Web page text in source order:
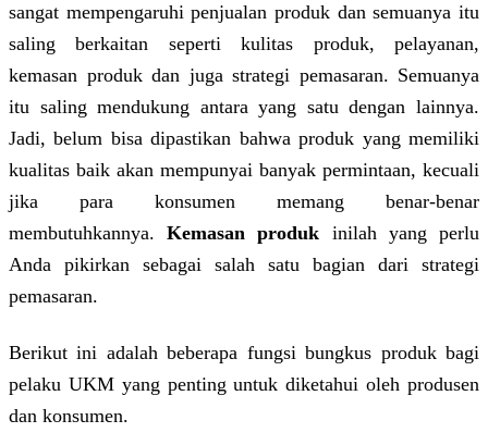
sangat mempengaruhi penjualan produk dan semuanya itu
saling berkaitan seperti kulitas produk, pelayanan,
kemasan produk dan juga strategi pemasaran. Semuanya
itu saling mendukung antara yang satu dengan lainnya.
Jadi, belum bisa dipastikan bahwa produk yang memiliki
kualitas baik akan mempunyai banyak permintaan, kecuali
jika para konsumen memang benar-benar
membutuhkannya.Kemasan produk inilah yang perlu
Anda pikirkan sebagai salah satu bagian dari strategi
pemasaran.
Berikut ini adalah beberapa fungsi bungkus produk bagi
pelaku UKM yang penting untuk diketahui oleh produsen
dan konsumen.